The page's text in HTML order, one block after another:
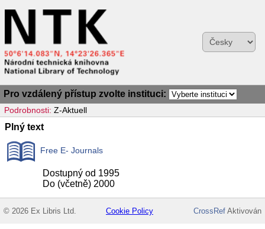
Pro vzdálený přístup zvolte instituci:
Podrobnosti: Z-Aktuell
Plný text
Free E- Journals
Dostupný od 1995
Do (včetně) 2000
© 2026 Ex Libris Ltd. Cookie Policy CrossRefAktivován